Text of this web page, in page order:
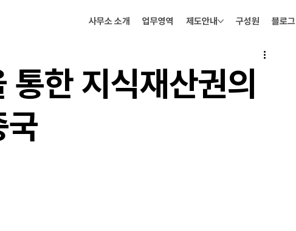
사무소 소개 업무영역 제도안내 구성원 블로그
한 지식재산권의